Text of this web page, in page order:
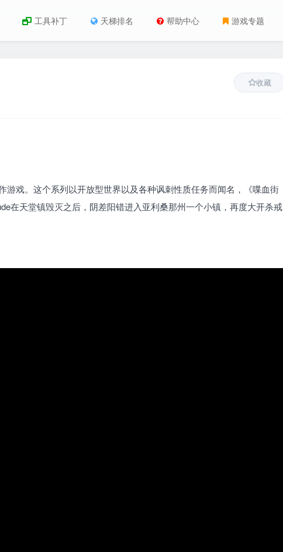
工具补丁 天梯排名 帮助中心 游戏专题
收藏
戏。这个系列以开放型世界以及各种讽刺性质任务而闻名，《喋血街
在天堂镇毁灭之后，阴差阳错进入亚利桑那州一个小镇，再度大开杀戒